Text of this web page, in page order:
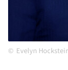
Evelyn